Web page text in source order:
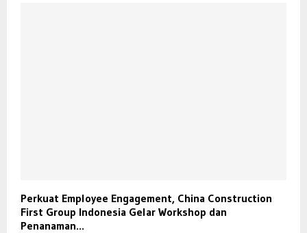
Perkuat Employee Engagement, China Construction
First Group Indonesia Gelar Workshop dan
Penanaman...